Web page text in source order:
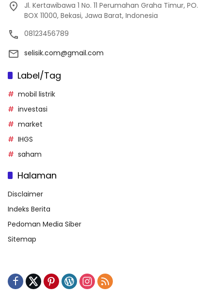
Jl. Kertawibawa 1 No. 11 Perumahan Graha Timur, PO.
BOX 11000, Bekasi, Jawa Barat, Indonesia
08123456789
selisik.com@gmail.com
Label/Tag
mobil listrik
investasi
market
IHGS
saham
Halaman
Disclaimer
Indeks Berita
Pedoman Media Siber
Sitemap